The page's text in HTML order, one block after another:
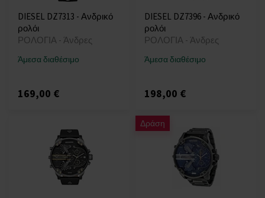
DIESEL DZ7313 - Ανδρικό
ρολόι
ΡΟΛΟΓΙΑ - Άνδρες
Άμεσα διαθέσιμο
169,00 €
DIESEL DZ7396 - Ανδρικό
ρολόι
ΡΟΛΟΓΙΑ - Άνδρες
Άμεσα διαθέσιμο
198,00 €
Δράση